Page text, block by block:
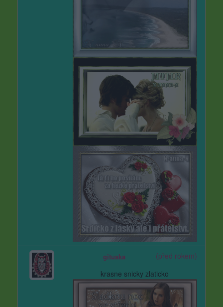
gituska
(před rokem)
krasne snicky zlaticko